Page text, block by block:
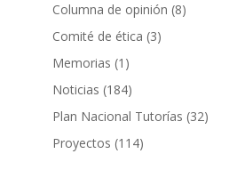
Columna de opinión (8)
Comité de ética (3)
Memorias (1)
Noticias (184)
Plan Nacional Tutorías (32)
Proyectos (114)